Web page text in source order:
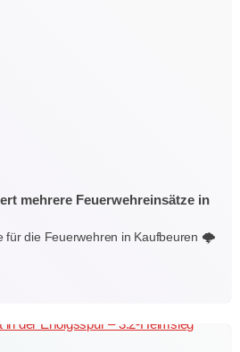
mehrere Feuerwehreinsätze in
für die Feuerwehren in Kaufbeuren 🌩️